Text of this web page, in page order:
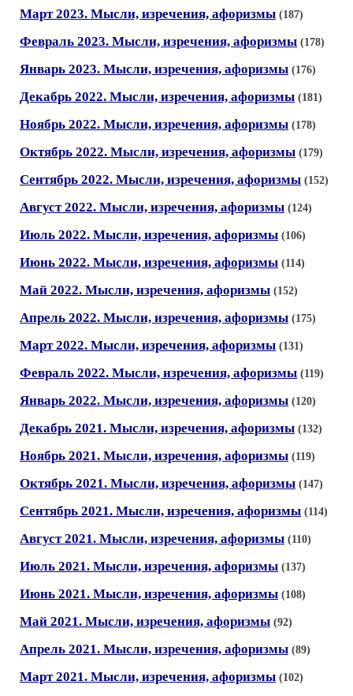
Март 2023. Мысли, изречения, афоризмы (187)
Февраль 2023. Мысли, изречения, афоризмы (178)
Январь 2023. Мысли, изречения, афоризмы (176)
Декабрь 2022. Мысли, изречения, афоризмы (181)
Ноябрь 2022. Мысли, изречения, афоризмы (178)
Октябрь 2022. Мысли, изречения, афоризмы (179)
Сентябрь 2022. Мысли, изречения, афоризмы (152)
Август 2022. Мысли, изречения, афоризмы (124)
Июль 2022. Мысли, изречения, афоризмы (106)
Июнь 2022. Мысли, изречения, афоризмы (114)
Май 2022. Мысли, изречения, афоризмы (152)
Апрель 2022. Мысли, изречения, афоризмы (175)
Март 2022. Мысли, изречения, афоризмы (131)
Февраль 2022. Мысли, изречения, афоризмы (119)
Январь 2022. Мысли, изречения, афоризмы (120)
Декабрь 2021. Мысли, изречения, афоризмы (132)
Ноябрь 2021. Мысли, изречения, афоризмы (119)
Октябрь 2021. Мысли, изречения, афоризмы (147)
Сентябрь 2021. Мысли, изречения, афоризмы (114)
Август 2021. Мысли, изречения, афоризмы (110)
Июль 2021. Мысли, изречения, афоризмы (137)
Июнь 2021. Мысли, изречения, афоризмы (108)
Май 2021. Мысли, изречения, афоризмы (92)
Апрель 2021. Мысли, изречения, афоризмы (89)
Март 2021. Мысли, изречения, афоризмы (102)